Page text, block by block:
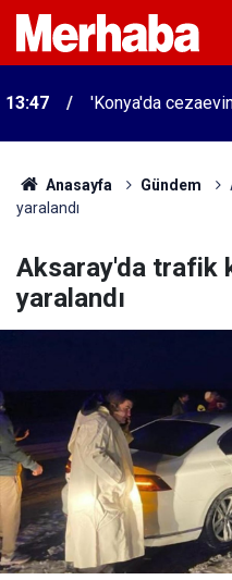
13:47 'Konya'da
Anasayfa Gündem
yaralandı
Aksaray'da trafik
yaralandı